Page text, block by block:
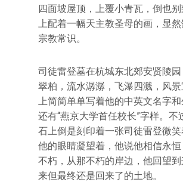
四面坡屋顶，上覆小青瓦，倒也
上配着一幅天主教圣母的画，显
宗教常识。
司徒雷登墓在杭城东北郊安贤陵
翠柏，流水潺潺，飞瀑四溅，风
上简简单单写着他的中英文名字和
还有“燕京大学首任校长”字样。不
石上倒是刻印着一张司徒雷登微笑
他的眼睛凝望着，他说他相信永
不朽，从那不朽的岸边，他回望
来但最终还是回来了的土地。